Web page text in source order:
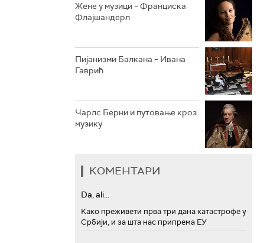
Жене у музици – Франциска
Флајшандерл
Пијанизми Балкана – Ивана
Гаврић
Чарлс Берни и путовање кроз
музику
КОМЕНТАРИ
Da, ali...
Како преживети прва три дана катастрофе у
Србији, и за шта нас припрема ЕУ